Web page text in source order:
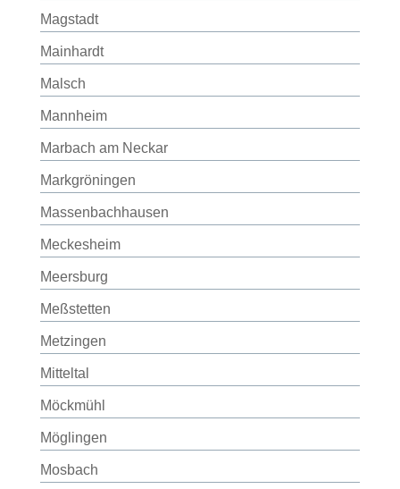
Magstadt
Mainhardt
Malsch
Mannheim
Marbach am Neckar
Markgröningen
Massenbachhausen
Meckesheim
Meersburg
Meßstetten
Metzingen
Mitteltal
Möckmühl
Möglingen
Mosbach